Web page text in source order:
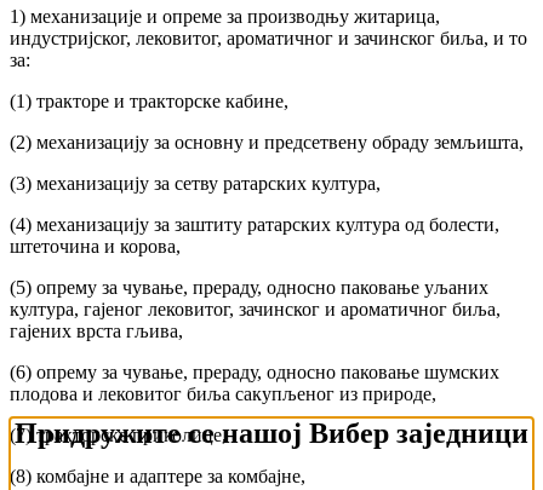
1) механизације и опреме за производњу житарица,
индустријског, лековитог, ароматичног и зачинског биља, и то
за:
(1) тракторе и тракторске кабине,
(2) механизацију за основну и предсетвену обраду земљишта,
(3) механизацију за сетву ратарских култура,
(4) механизацију за заштиту ратарских култура од болести,
штеточина и корова,
(5) опрему за чување, прераду, односно паковање уљаних
култура, гајеног лековитог, зачинског и ароматичног биља,
гајених врста гљива,
(6) опрему за чување, прераду, односно паковање шумских
плодова и лековитог биља сакупљеног из природе,
(7) тракторске приколице,
(8) комбајне и адаптере за комбајне,
Придружите се нашој Вибер заједници